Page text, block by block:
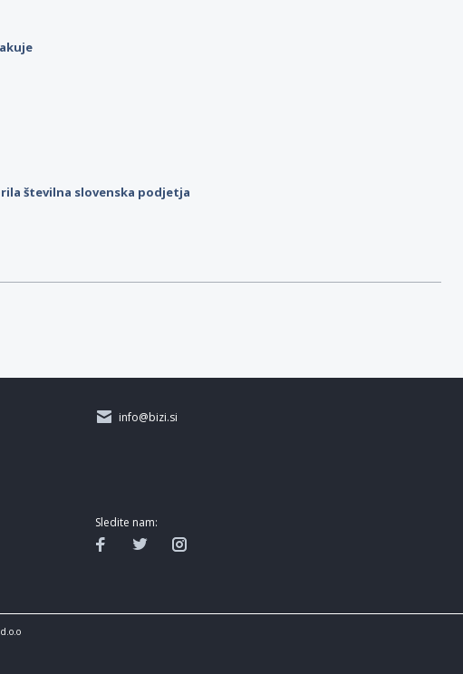
številna slovenska podjetja
info@bizi.si
Sledite nam: